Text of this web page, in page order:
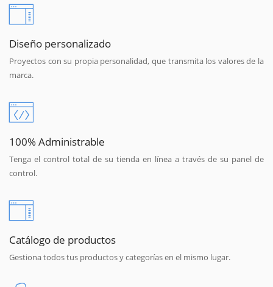
Diseño personalizado
Proyectos con su propia personalidad, que transmita los valores de la
marca.
100% Administrable
Tenga el control total de su tienda en línea a través de su panel de
control.
Catálogo de productos
Gestiona todos tus productos y categorías en el mismo lugar.